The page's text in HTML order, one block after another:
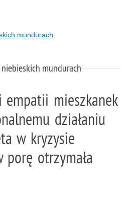
mundurach
mundurach
empatii mieszkanek
działaniu
w kryzysie
otrzymała